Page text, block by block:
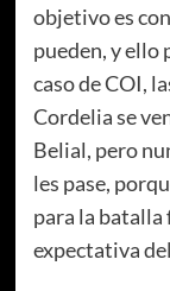
objetivo es
pueden, y ello
caso de COI,
Cordelia se
Belial, pero
les pase,
para la batalla
expectativa